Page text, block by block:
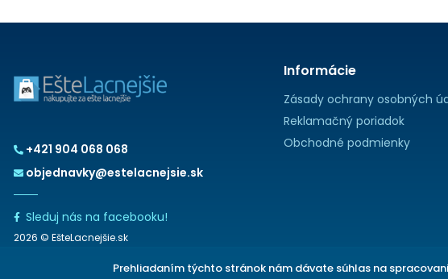
+421 904 068 068
objednavky@estelacnejsie.sk
Sleduj nás na facebooku!
2026 © EšteLacnejšie.sk
Informácie
Zásady ochrany osobných
Reklamačný poriadok
Obchodné podmienky
Prehliadaním týchto stránok nám dávate súhlas na